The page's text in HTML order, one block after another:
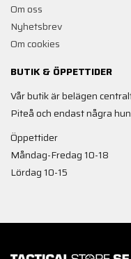
Om oss
Nyhetsbrev
Om cookies
BUTIK & ÖPPETTIDER
Vår butik är belägen
Piteå och endast några
Öppettider
Måndag-Fredag 10-18
Lördag 10-15